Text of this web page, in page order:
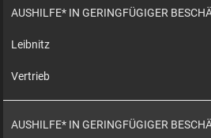
AUSHILFE* IN GERINGFÜGIGER
Leibnitz
Vertrieb
AUSHILFE* IN GERINGFÜGIGER